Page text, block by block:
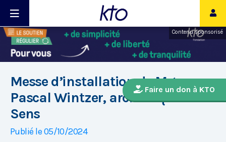
Contenu sponsorisé
Faire un don à KTO
Messe d’installation de Mgr
Pascal Wintzer, archevêque de
Sens
Publié le 05/10/2024